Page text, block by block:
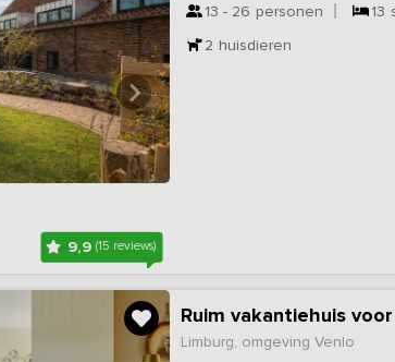
9,9(15 reviews)
13 - 26 personen 13
2 huisdieren
Ruim vakantiehuis
Limburg, omgeving Venlo